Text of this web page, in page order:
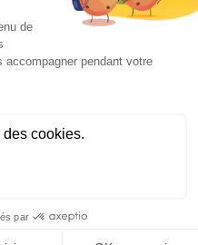
Via Compétences